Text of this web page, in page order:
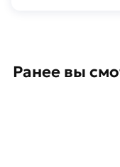
Ранее вы